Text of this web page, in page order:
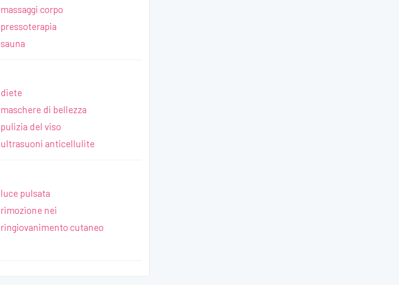
massaggi corpo
pressoterapia
sauna
diete
maschere di bellezza
pulizia del viso
ultrasuoni anticellulite
luce pulsata
rimozione nei
ringiovanimento cutaneo